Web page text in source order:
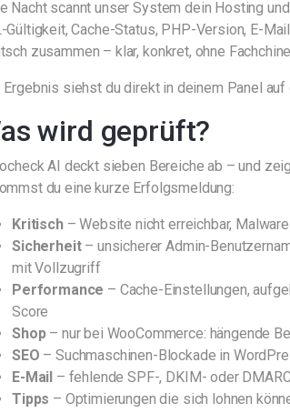
Nacht scannt unser System dein Hosting
Gültigkeit, Cache-Status, PHP-Version, E-
zusammen – klar, konkret, ohne
Ergebnis siehst du direkt in deinem Panel
wird geprüft?
AI deckt sieben Bereiche ab – und
du eine kurze Erfolgsmeldung:
Kritisch– Website nicht erreichbar,
Sicherheit– unsicherer Admin-
mit Vollzugriff
Performance – Cache-Einstellungen,
Score
Shop– nur bei WooCommerce: hängende
SEO – Suchmaschinen-Blockade in
E-Mail – fehlende SPF-, DKIM- oder
Tipps – Optimierungen die sich lohnen